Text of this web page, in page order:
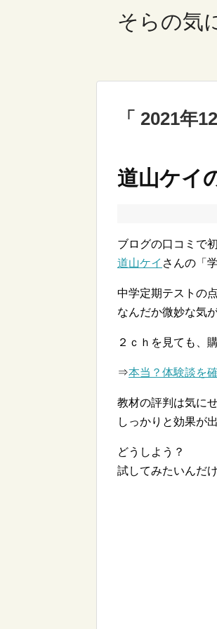
そらの気
2021年
道山ケイ
ブログの口コミで
道山ケイ さんの「
中学定期テストの
なんだか微妙な気
２ｃｈを見ても、
⇒本当？体験談を
教材の評判は気に
しっかりと効果が
どうしよう？
試してみたいんだ